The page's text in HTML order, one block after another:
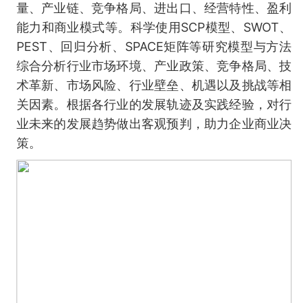
量、产业链、竞争格局、进出口、经营特性、盈利
能力和商业模式等。科学使用SCP模型、SWOT、
PEST、回归分析、SPACE矩阵等研究模型与方法
综合分析行业市场环境、产业政策、竞争格局、技
术革新、市场风险、行业壁垒、机遇以及挑战等相
关因素。根据各行业的发展轨迹及实践经验，对行
业未来的发展趋势做出客观预判，助力企业商业决
策。